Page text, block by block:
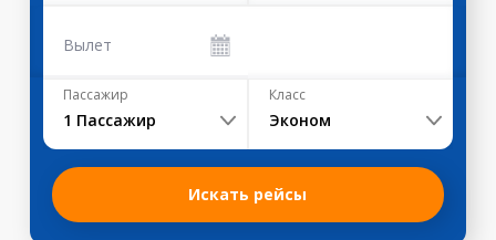
Вылет
Пассажир
1 Пассажир
Класс
Эконом
Искать рейсы